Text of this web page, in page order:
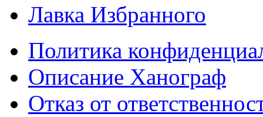
Лавка Избранного
Политика
Описание Ханограф
Отказ от